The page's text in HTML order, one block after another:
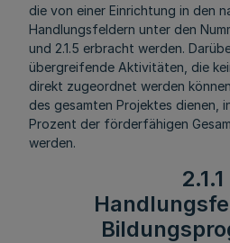
die von einer Einrichtung in den
Handlungsfeldern unter den
und 2.1.5 erbracht werden.
übergreifende Aktivitäten, die
direkt zugeordnet werden
des gesamten Projektes dienen,
Prozent der förderfähigen
werden.
2.1.1